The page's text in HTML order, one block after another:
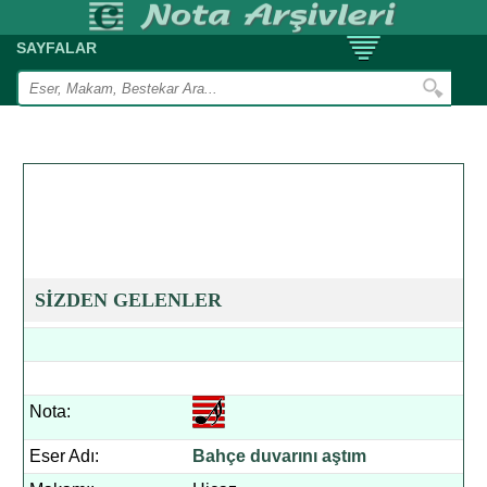
SAYFALAR
SİZDEN GELENLER
Nota:
Eser Adı:
Bahçe duvarını aştım